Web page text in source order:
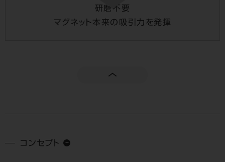
研磨不要
マグネット本来の吸引力を発揮
コンセプト